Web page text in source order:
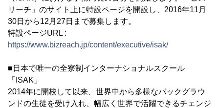
リーチ」のサイト上に特設ページを開設し、2016年11月
30日から12月27日まで募集します。
特設ページURL :
https://www.bizreach.jp/content/executive/isak/
■日本で唯一の全寮制インターナショナルスクール
「ISAK」
2014年に開校して以来、世界中から多様なバックグラウ
ンドの生徒を受け入れ、幅広く世界で活躍できるチェンジ